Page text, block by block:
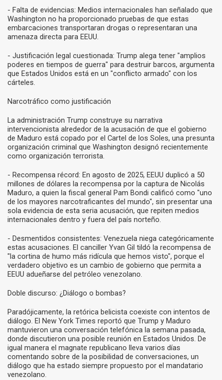
- Falta de evidencias: Medios internacionales han señalado que
Washington no ha proporcionado pruebas de que estas
embarcaciones transportaran drogas o representaran una
amenaza directa para EEUU.
- Justificación legal cuestionada: Trump alega tener "amplios
poderes en tiempos de guerra" para destruir barcos, argumenta
que Estados Unidos está en un "conflicto armado" con los
cárteles.
Narcotráfico como justificación
La administración Trump construye su narrativa
intervencionista alrededor de la acusación de que el gobierno
de Maduro está copado por el Cartel de los Soles, una presunta
organización criminal que Washington designó recientemente
como organización terrorista.
- Recompensa récord: En agosto de 2025, EEUU duplicó a 50
millones de dólares la recompensa por la captura de Nicolás
Maduro, a quien la fiscal general Pam Bondi calificó como "uno
de los mayores narcotraficantes del mundo", sin presentar una
sola evidencia de esta seria acusación, que repiten medios
internacionales dentro y fuera del país norteño.
- Desmentidos consistentes: Venezuela niega categóricamente
estas acusaciones. El canciller Yvan Gil tildó la recompensa de
"la cortina de humo más ridícula que hemos visto", porque el
verdadero objetivo es un cambio de gobierno que permita a
EEUU adueñarse del petróleo venezolano.
Doble discurso: ¿Diálogo o bombas?
Paradójicamente, la retórica belicista coexiste con intentos de
diálogo. El New York Times reportó que Trump y Maduro
mantuvieron una conversación telefónica la semana pasada,
donde discutieron una posible reunión en Estados Unidos. De
igual manera el magnate republicano lleva varios días
comentando sobre de la posibilidad de conversaciones, un
diálogo que ha estado siempre propuesto por el mandatario
venezolano.